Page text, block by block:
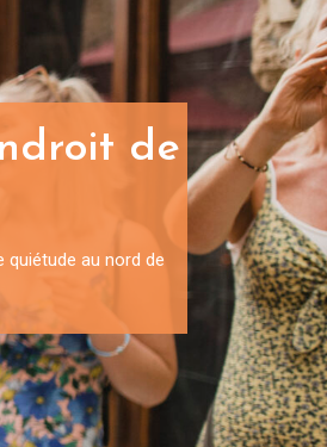
de
quiétude au nord de